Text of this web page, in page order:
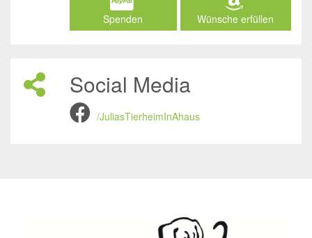
Spenden Wünsche erfüllen
Social Media
/JuliasTierheimInAhaus